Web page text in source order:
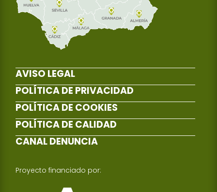
AVISO LEGAL
POLÍTICA DE PRIVACIDAD
POLÍTICA DE COOKIES
POLÍTICA DE CALIDAD
CANAL DENUNCIA
Proyecto financiado por: